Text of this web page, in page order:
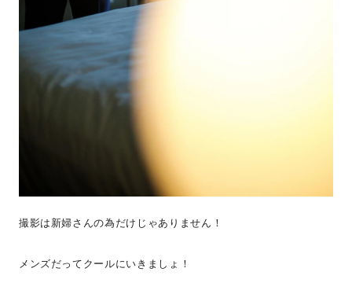
撮影は新婦さんの為だけじゃありません！
メンズだってクールにいきましょ！